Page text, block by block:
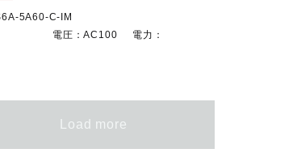
5A60-C-IM
AC100
Load more